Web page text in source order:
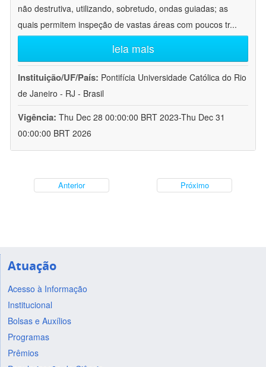
não destrutiva, utilizando, sobretudo, ondas guiadas; as
quais permitem inspeção de vastas áreas com poucos tr...
leia mais
Instituição/UF/País: Pontifícia Universidade Católica do Rio
de Janeiro - RJ - Brasil
Vigência: Thu Dec 28 00:00:00 BRT 2023-Thu Dec 31
00:00:00 BRT 2026
Anterior Próximo
Atuação
Acesso à Informação
Institucional
Bolsas e Auxílios
Programas
Prêmios